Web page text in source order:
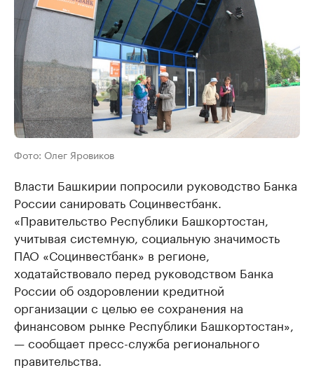
Фото: Олег Яровиков
Власти Башкирии попросили руководство Банка
России санировать Социнвестбанк.
«Правительство Республики Башкортостан,
учитывая системную, социальную значимость
ПАО «Социнвестбанк» в регионе,
ходатайствовало перед руководством Банка
России об оздоровлении кредитной
организации с целью ее сохранения на
финансовом рынке Республики Башкортостан»,
— сообщает пресс-служба регионального
правительства.